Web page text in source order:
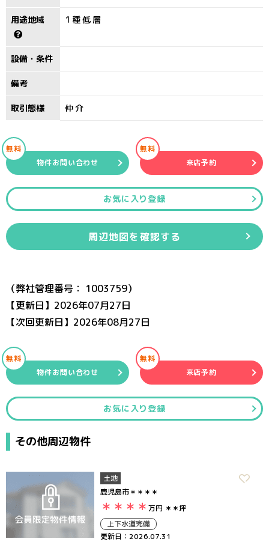
用途地域 1種低層
設備・条件
備考
取引態様 仲介
無料
物件お問い合わせ
無料
来店予約
お気に入り登録
周辺地図を確認する
（弊社管理番号： 1003759）
【更新日】2026年07月27日
【次回更新日】2026年08月27日
無料
物件お問い合わせ
無料
来店予約
お気に入り登録
その他周辺物件
土地
鹿児島市＊＊＊＊
＊＊＊＊ 万円 ＊＊坪
上下水道完備
更新日：2026.07.31